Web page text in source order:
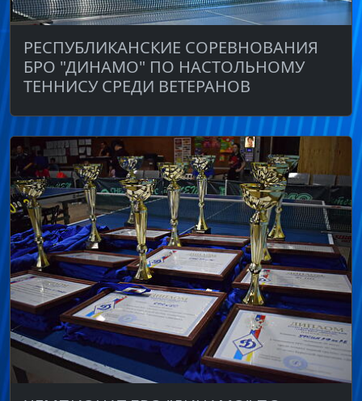
РЕСПУБЛИКАНСКИЕ СОРЕВНОВАНИЯ
БРО "ДИНАМО" ПО НАСТОЛЬНОМУ
ТЕННИСУ СРЕДИ ВЕТЕРАНОВ